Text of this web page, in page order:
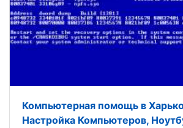
Компьютерная помощь в
Настройка Компьютеров,